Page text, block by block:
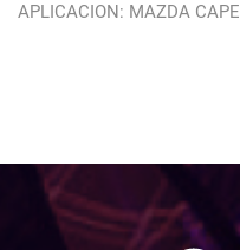
APLICACION: MAZDA